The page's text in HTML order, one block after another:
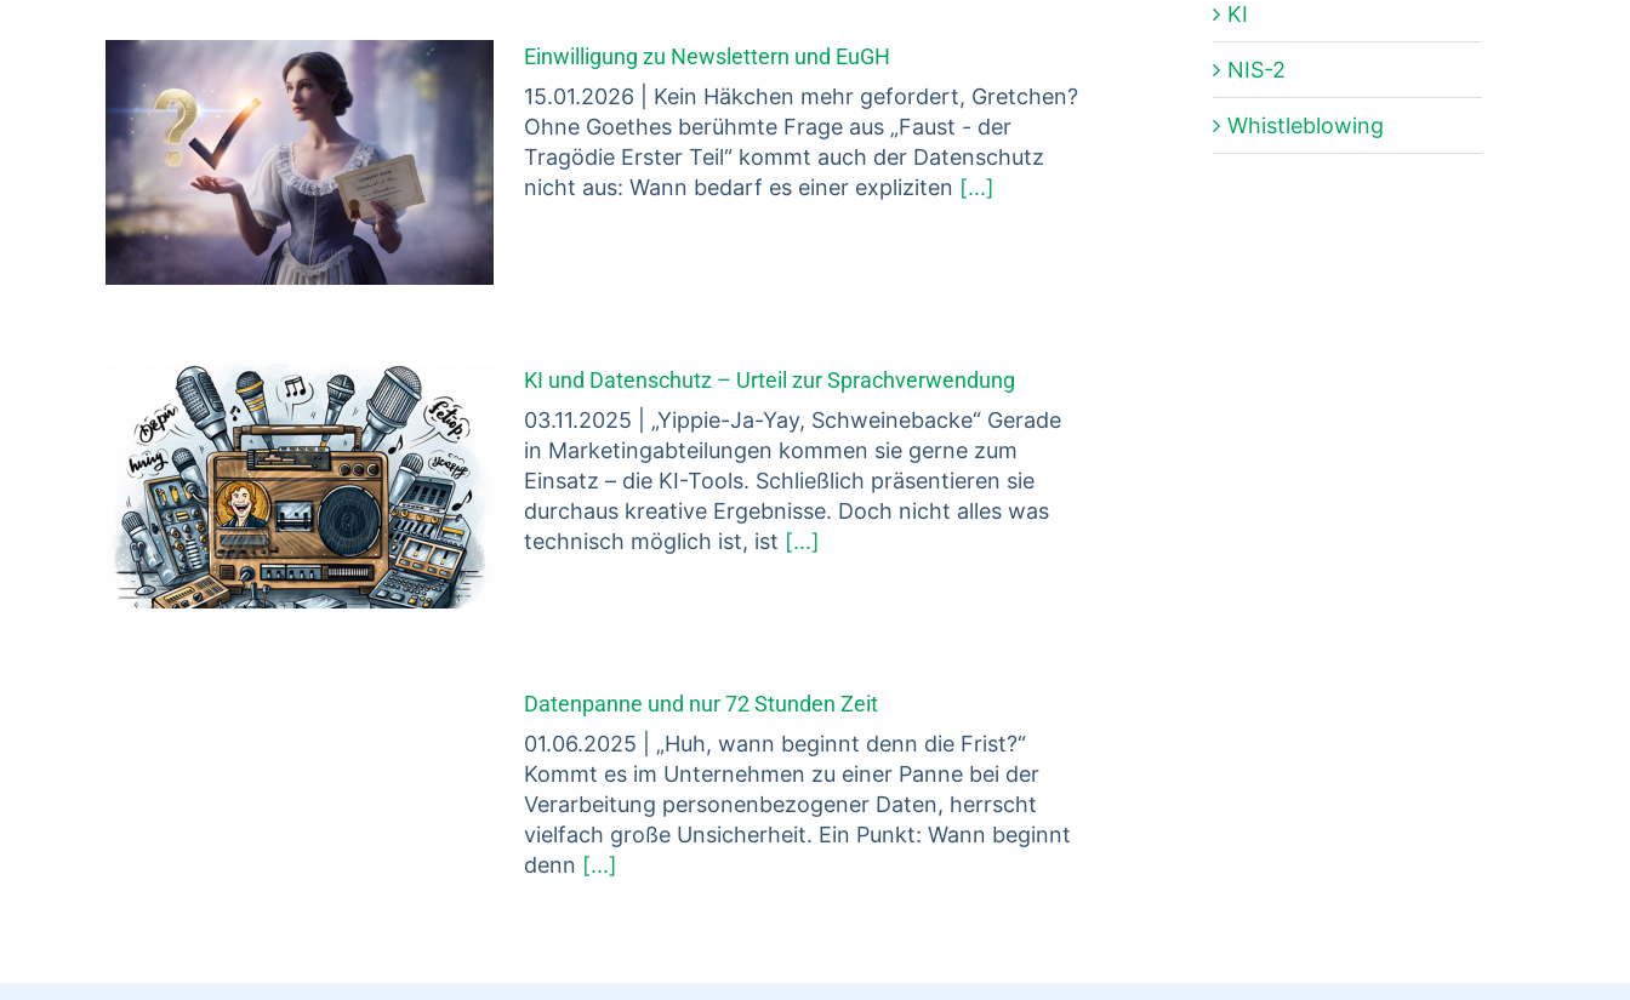
Einwilligung zu Newslettern und EuGH
15.01.2026 | Kein Häkchen mehr gefordert, Gretchen?
Ohne Goethes berühmte Frage aus „Faust - der
Tragödie Erster Teil“ kommt auch der Datenschutz
nicht aus: Wann bedarf es einer expliziten [...]
KI und Datenschutz – Urteil zur Sprachverwendung
03.11.2025 | „Yippie-Ja-Yay, Schweinebacke“ Gerade
in Marketingabteilungen kommen sie gerne zum
Einsatz – die KI-Tools. Schließlich präsentieren sie
durchaus kreative Ergebnisse. Doch nicht alles was
technisch möglich ist, ist [...]
Datenpanne und nur 72 Stunden Zeit
01.06.2025 | „Huh, wann beginnt denn die Frist?“
Kommt es im Unternehmen zu einer Panne bei der
Verarbeitung personenbezogener Daten, herrscht
vielfach große Unsicherheit. Ein Punkt: Wann beginnt
denn [...]
KI
NIS-2
Whistleblowing